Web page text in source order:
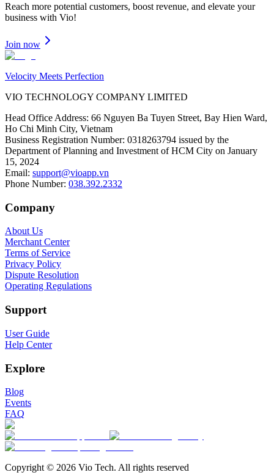
Reach more potential customers, boost revenue, and elevate your
business with Vio!
Join now
Velocity Meets Perfection
VIO TECHNOLOGY COMPANY LIMITED
Head Office Address: 66 Nguyen Ba Tuyen Street, Bay Hien Ward,
Ho Chi Minh City, Vietnam
Business Registration Number: 0318263794 issued by the
Department of Planning and Investment of HCM City on January
15, 2024
Email: support@vioapp.vn
Phone Number: 038.392.2332
Company
About Us
Merchant Center
Terms of Service
Privacy Policy
Dispute Resolution
Operating Regulations
Support
User Guide
Help Center
Explore
Blog
Events
FAQ
Copyright © 2026 Vio Tech. All rights reserved